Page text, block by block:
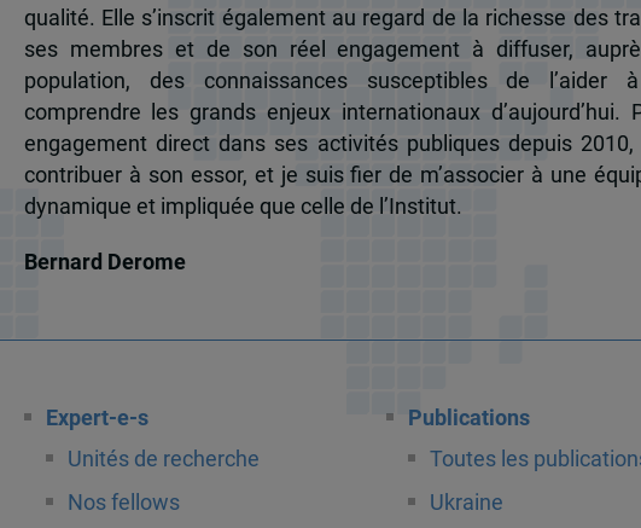
qualité. Elle s’inscrit également au regard de la richesse des
ses membres et de son réel engagement à diffuser,
population, des connaissances susceptibles de l’aider
comprendre les grands enjeux internationaux d’aujourd’hui.
engagement direct dans ses activités publiques depuis 2010,
contribuer à son essor, et je suis fier de m’associer à une
dynamique et impliquée que celle de l’Institut.
Bernard Derome
Expert-e-s
Unités de recherche
Nos fellows
Publications
Toutes les
Ukraine